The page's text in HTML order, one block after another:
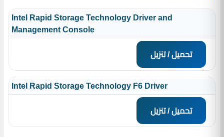
Intel Rapid Storage Technology Driver and
Management Console
تحميل / تنزيل
Intel Rapid Storage Technology F6 Driver
تحميل / تنزيل